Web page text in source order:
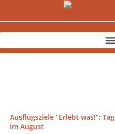
Ausflugsziele “Erlebt was!”:
im August